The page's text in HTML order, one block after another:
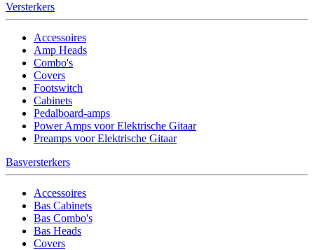
Versterkers
Accessoires
Amp Heads
Combo's
Covers
Footswitch
Cabinets
Pedalboard-amps
Power Amps voor Elektrische Gitaar
Preamps voor Elektrische Gitaar
Basversterkers
Accessoires
Bas Cabinets
Bas Combo's
Bas Heads
Covers